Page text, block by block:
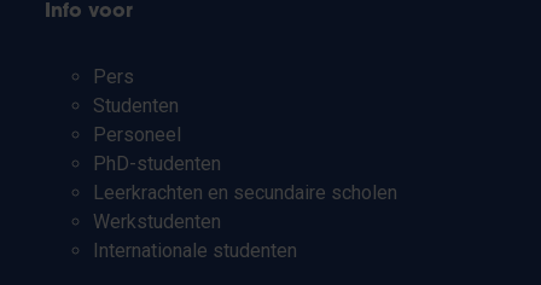
Info voor
Pers
Studenten
Personeel
PhD-studenten
Leerkrachten en secundaire scholen
Werkstudenten
Internationale studenten